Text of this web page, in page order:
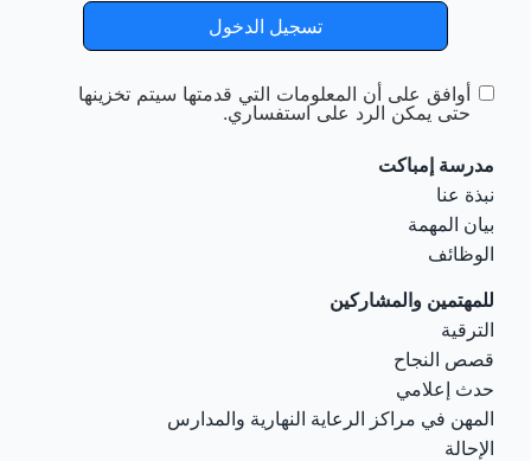
تسجيل الدخول
أوافق على أن المعلومات التي قدمتها سيتم تخزينها
حتى يمكن الرد على استفساري.
مدرسة إمباكت
نبذة عنا
بيان المهمة
الوظائف
للمهتمين والمشاركين
الترقية
قصص النجاح
حدث إعلامي
المهن في مراكز الرعاية النهارية والمدارس
الإحالة